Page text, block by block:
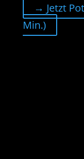
→ Jetzt
Min.)